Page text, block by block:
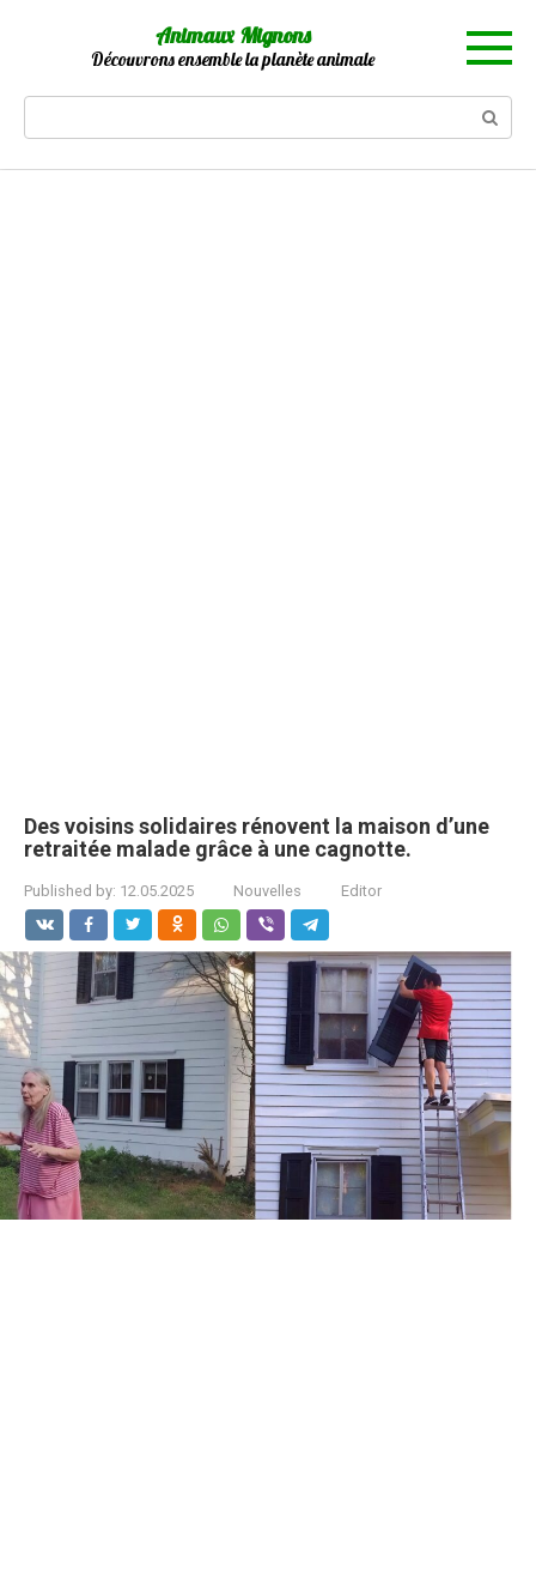
Animaux Mignons
Découvrons ensemble la planète animale
Des voisins solidaires rénovent la maison d’une
retraitée malade grâce à une cagnotte.
Published by: 12.05.2025 Nouvelles Editor